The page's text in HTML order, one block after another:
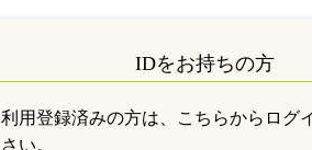
IDをお持ちの方
利用登録済みの方は、こちらからログ
さい。